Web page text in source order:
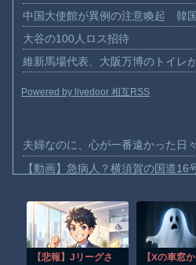
中国大使館が異例の注意喚起 韓
大谷の100人ロス招待
維新馬場代表、大阪万博のトイレ
Powered by livedoor 相互RSS
夫婦なのに、心が一番遠かった日々
【動画】急病人？横須賀の国道
【群馬】デカいNinja乗りさん、
【動画】ビッグフットの正体が判
【動画】DJI Neo2で釣りの自撮
【悲報】Jリーグさ 【Xの車窓